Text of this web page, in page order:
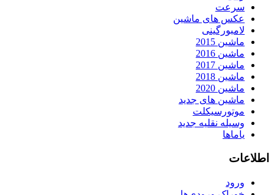
سرعت
عکس های ماشین
لامبورگینی
ماشین 2015
ماشین 2016
ماشین 2017
ماشین 2018
ماشین 2020
ماشین های جدید
موتورسیکلت
وسیله نقلیه جدید
یاماها
اطلاعات
ورود